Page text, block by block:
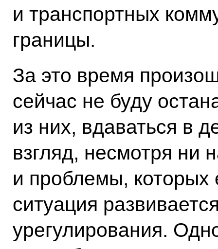
и транспортных
границы.
За это время
сейчас не буду
из них, вдаваться в
взгляд, несмотря ни
и проблемы, которых
ситуация
урегулирования.